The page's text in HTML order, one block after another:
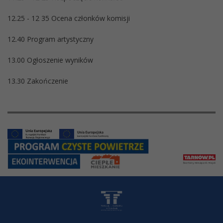
12.25 - 12 35 Ocena członków komisji
12.40 Program artystyczny
13.00 Ogłoszenie wyników
13.30 Zakończenie